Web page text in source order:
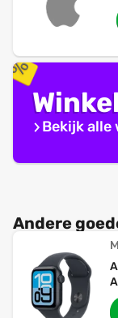
Bekijk alle
Andere